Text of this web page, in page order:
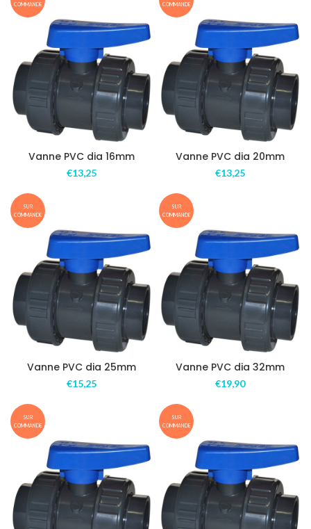
COMMANDE
Vanne PVC dia 16mm
€13,25
COMMANDE
Vanne PVC dia 20mm
€13,25
SUR
COMMANDE
Vanne PVC dia 25mm
€15,25
SUR
COMMANDE
Vanne PVC dia 32mm
€19,90
SUR
COMMANDE
SUR
COMMANDE